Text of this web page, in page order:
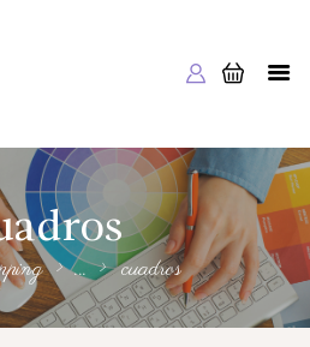
... cuadros
EM EDITA